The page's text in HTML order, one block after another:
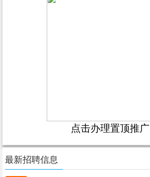
点击办理置顶推广
最新招聘信息